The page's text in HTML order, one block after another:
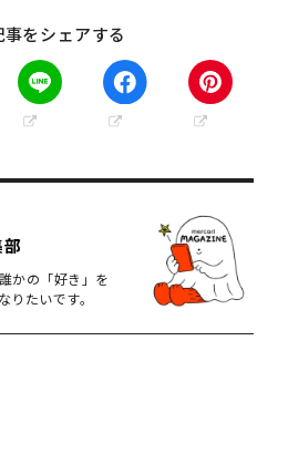
事をシェアする
かの「好き」を
りたいです。